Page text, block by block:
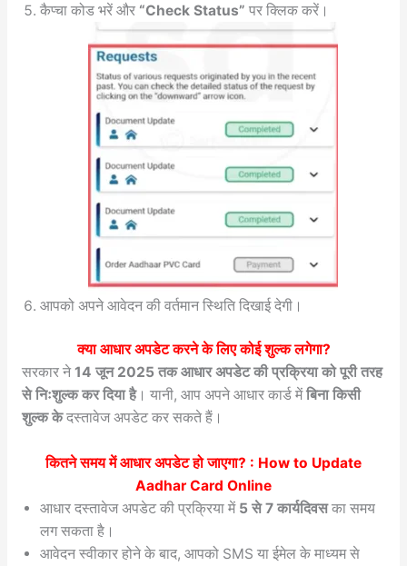
कैप्चा कोड भरें और “Check Status” पर क्लिक करें।
आपको अपने आवेदन की वर्तमान स्थिति दिखाई देगी।
क्या आधार अपडेट करने के लिए कोई शुल्क लगेगा?
सरकार ने14 जून 2025 तक आधार अपडेट की प्रक्रिया को पूरी तरह
से निःशुल्क कर दिया है। यानी, आप अपने आधार कार्ड मेंबिना किसी
शुल्क केदस्तावेज अपडेट कर सकते हैं।
कितने समय में आधार अपडेट हो जाएगा? : How to Update
Aadhar Card Online
आधार दस्तावेज अपडेट की प्रक्रिया में 5 से 7 कार्यदिवसका समय
लग सकता है।
आवेदन स्वीकार होने के बाद, आपको SMS या ईमेल के माध्यम से